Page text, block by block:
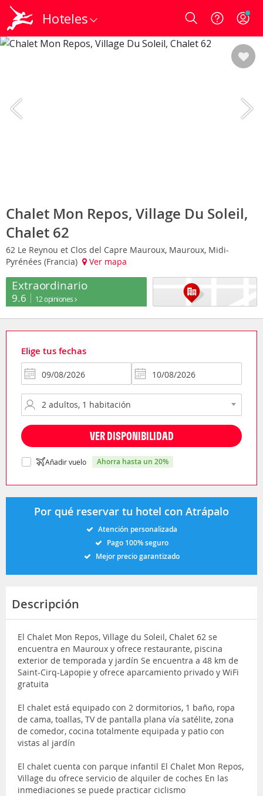
Hoteles Login
Chalet Mon Repos, Village Du Soleil,
Chalet 62
62 Le Reynou et Clos del Capre Mauroux, Mauroux, Midi-
Pyrénées (Francia)
Ver mapa
Extraordinario
9.6 12 opiniones
Elige tus fechas
VER DISPONIBILIDAD
Añadir vuelo ahorra hasta un 20%
Por qué reservar tu hotel con Atrápalo
Atención personalizada
Pago 100% seguro
Mejor precio garantizado
Descripción
El Chalet Mon Repos, Village du Soleil, Chalet 62 se
encuentra en Mauroux y ofrece restaurante, piscina
exterior de temporada y jardín Se encuentra a 48 km de
Saint-Cirq-Lapopie y ofrece aparcamiento privado y WiFi
gratuita
El chalet está equipado con 2 dormitorios, 1 baño, ropa
de cama, toallas, TV de pantalla plana vía satélite, zona
de comedor, cocina totalmente equipada y patio con
vistas al jardín
El chalet cuenta con parque infantil El Chalet Mon Repos,
Village du ofrece servicio de alquiler de coches En las
inmediaciones se puede practicar ciclismo